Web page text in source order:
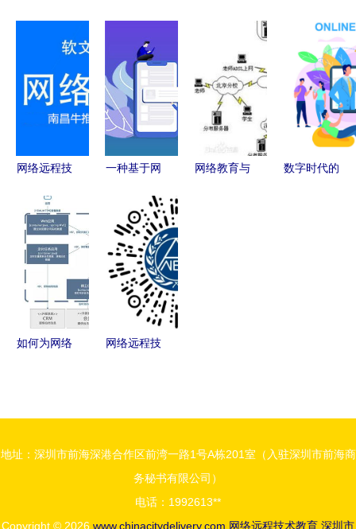
训机构发展
指南
式解决方案
破解教育企
业出海难题
的无限可能
MOOC平台
加盟与网络
远程技术教
育的发展机
遇
网络远程技
广渠道 构
建高效学习
生态的桥梁
一种基于网
教育的设计
装置探索
网络教育与
数字时代的
如何为网络
网络远程技
地址：深圳市前海深港合作区前湾一路1号A栋201室（入驻深圳市前海商
务秘书有限公司）
电话：1992613**
Copyright © 2026 www.chinacitydelivery.com 网络远程技术教育 深圳市